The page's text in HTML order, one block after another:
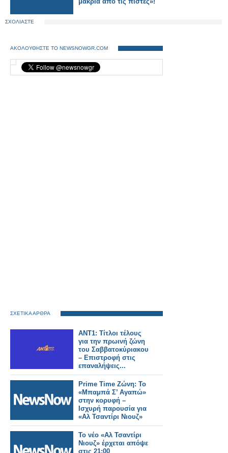
ΣΧΟΛΙΑΣΤΕ
ΑΚΟΛΟΥΘΗΣΤΕ ΤΟ NEWSNOWGR.COM
ΣΧΕΤΙΚΑ ΑΡΘΡΑ
ΑΝΤ1: Τίτλοι τέλους
για την πρωινή ζώνη
του Σαββατοκύριακου
– Επιστροφή στις
επαναλήψεις...
Prime Time Ζώνη: Το
«Μπαμπά Σ’ Αγαπώ»
στην κορυφή –
Ισχυρή παρουσία για
«Αλ Τσαντίρι Νιουζ»
Το νέο «Αλ Τσαντίρι
Νιουζ» έρχεται απόψε
στις 21:00